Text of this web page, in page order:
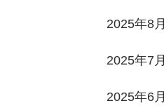
2025年8月
2025年7月
2025年6月